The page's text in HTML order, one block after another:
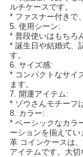
ルチケースです。
* ファスナー付きで
5. 使用シーン:
* 普段使いはもちろ
* 誕生日や結婚式、
す。
6. サイズ感:
* コンパクトなサイ
ます。
7. 開運アイテム:
* ゾウさんモチーフ
8. カラー:
* ベーシックなカラ
ーションを揃えて
革 コインケースは
アイテムです。大切